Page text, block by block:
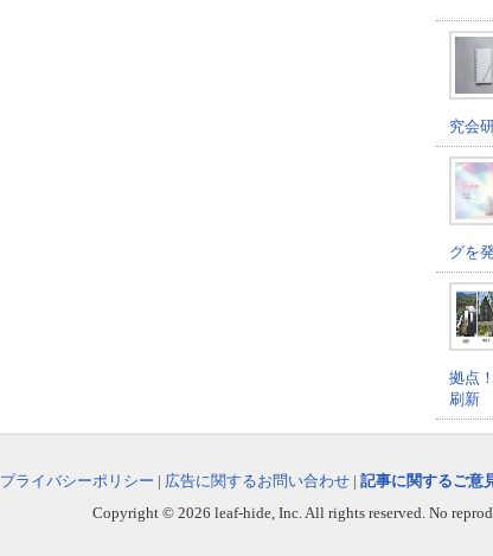
究会
グを
拠点
刷新
プライバシーポリシー | 広告に関するお問い合わせ | 記事に関するご意
Copyright © 2026 leaf-hide, Inc. All rights reserved. No